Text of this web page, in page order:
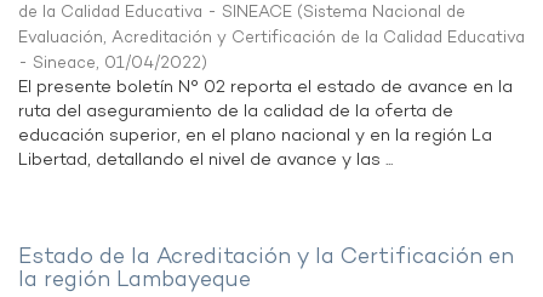
de la Calidad Educativa - SINEACE (Sistema Nacional de
Evaluación, Acreditación y Certificación de la Calidad Educativa
- Sineace, 01/04/2022)
El presente boletín N° 02 reporta el estado de avance en la
ruta del aseguramiento de la calidad de la oferta de
educación superior, en el plano nacional y en la región La
Libertad, detallando el nivel de avance y las ...
Estado de la Acreditación y la Certificación en
la región Lambayeque